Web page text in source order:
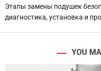
с
Этапы замены подушек
диагностика, установка и
YOU